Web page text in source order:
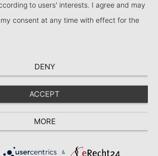
Navigation
to users' interests. I agree and may
consent at any time with effect for the
DENY
ACCEPT
MORE
&